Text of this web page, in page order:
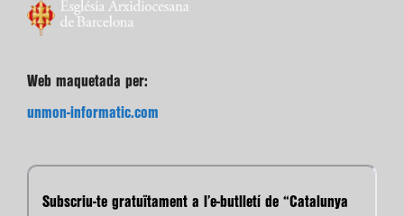
Web maquetada per:
unmon-informatic.com
Subscriu-te gratuïtament a l’e-butlletí de “Catalunya